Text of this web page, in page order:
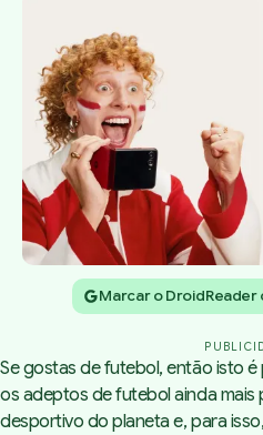
Marcar o
Se gostas de futebol, então isto
os adeptos de futebol ainda
desportivo do planeta e, para